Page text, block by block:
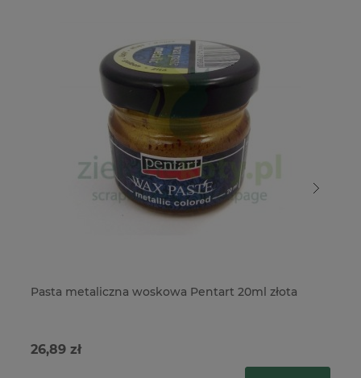
Pasta metaliczna woskowa Pentart 20ml złota
26,89 zł